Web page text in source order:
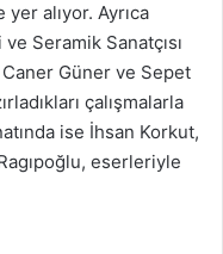
alıyor. Ayrıca
Seramik Sanatçısı
Caner Güner ve Sepet
çalışmalarla
ise İhsan Korkut,
eserleriyle